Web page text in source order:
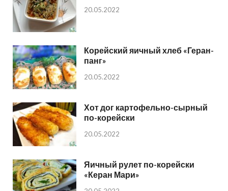
20.05.2022
Корейский яичный хлеб «Геран-
панг»
20.05.2022
Хот дог картофельно-сырный
по-корейски
20.05.2022
Яичный рулет по-корейски
«Керан Мари»